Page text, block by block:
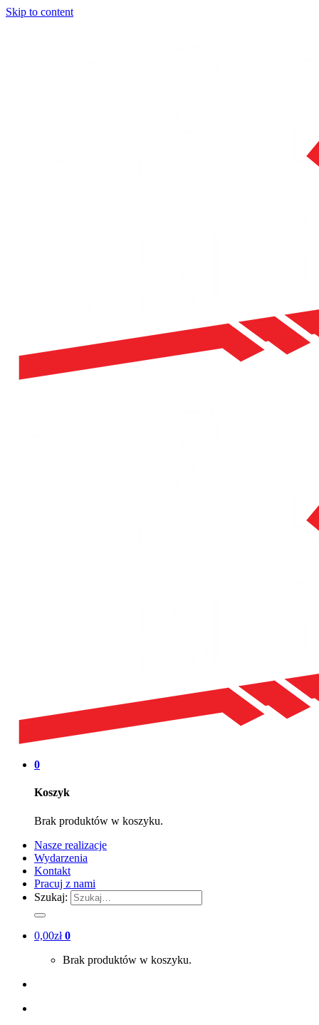
Skip to content
0
Koszyk
Brak produktów w koszyku.
Nasze realizacje
Wydarzenia
Kontakt
Pracuj z nami
Szukaj:
0,00zł 0
Brak produktów w koszyku.